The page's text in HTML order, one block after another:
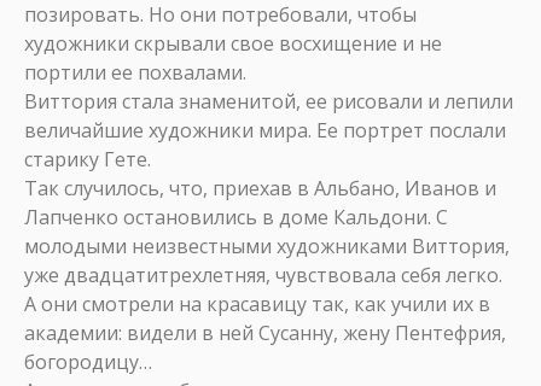
позировать. Но они потребовали, чтобы
художники скрывали свое восхищение и не
портили ее похвалами.
Виттория стала знаменитой, ее рисовали и лепили
величайшие художники мира. Ее портрет послали
старику Гете.
Так случилось, что, приехав в Альбано, Иванов и
Лапченко остановились в доме Кальдони. С
молодыми неизвестными художниками Виттория,
уже двадцатитрехлетняя, чувствовала себя легко.
А они смотрели на красавицу так, как учили их в
академии: видели в ней Сусанну, жену Пентефрия,
богородицу…